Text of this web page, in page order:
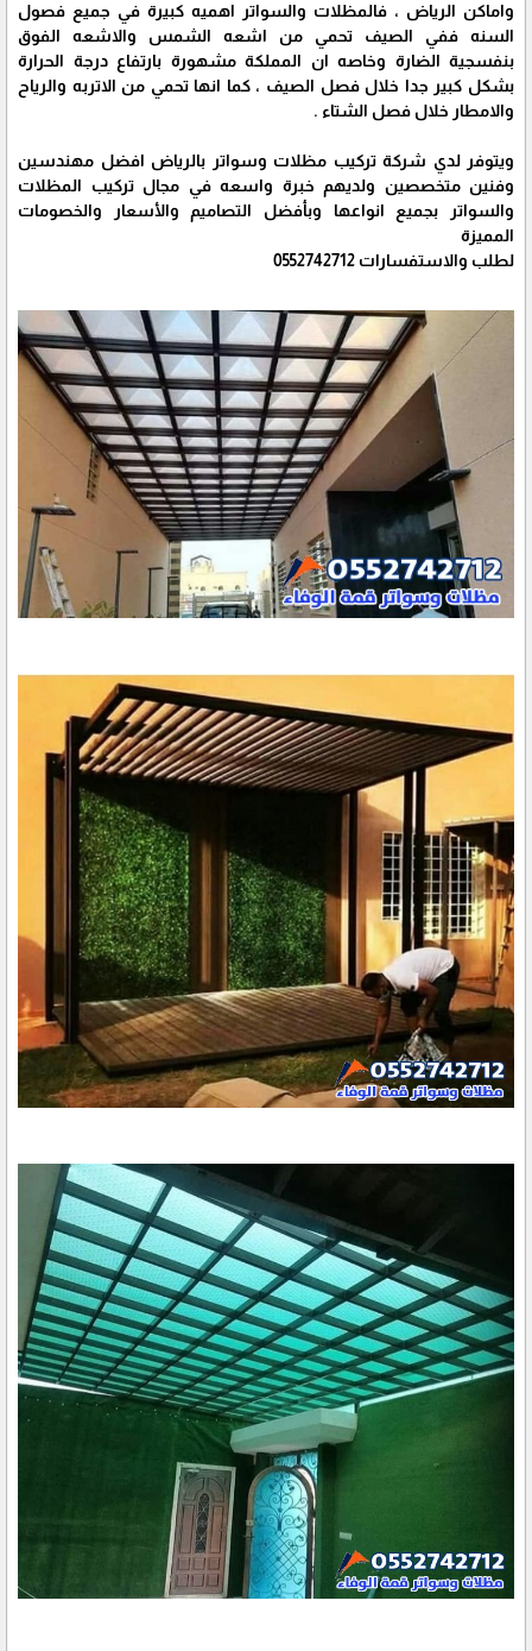
واماكن الرياض ، فالمظلات والسواتر اهميه كبيرة في جميع فصول
السنه ففي الصيف تحمي من اشعه الشمس والاشعه الفوق
بنفسجية الضارة وخاصه ان المملكة مشهورة بارتفاع درجة الحرارة
بشكل كبير جدا خلال فصل الصيف ، كما انها تحمي من الاتربه والرياح
والامطار خلال فصل الشتاء .
ويتوفر لدي شركة تركيب مظلات وسواتر بالرياض افضل مهندسين
وفنين متخصصين ولديهم خبرة واسعه في مجال تركيب المظلات
والسواتر بجميع انواعها وبأفضل التصاميم والأسعار والخصومات
المميزة
لطلب والاستفسارات 0552742712